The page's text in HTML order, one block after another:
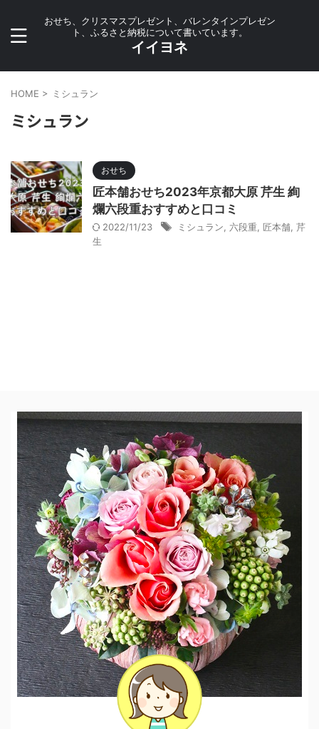
おせち、クリスマスプレゼント、バレンタインプレゼン
ト、ふるさと納税について書いています。
イイヨネ
HOME > ミシュラン
ミシュラン
おせち
匠本舗おせち2023年京都大原 芹生 絢
爛六段重おすすめと口コミ
2022/11/23 ミシュラン 六段重 匠本舗 芹
生